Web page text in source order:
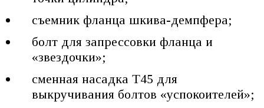
съемник фланца шкива-демпфера;
болт для запрессовки фланца и
«звездочки»;
сменная насадка Т45 для
выкручивания болтов «успокоителей»;